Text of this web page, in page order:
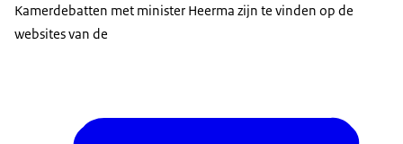
Kamerdebatten met minister Heerma zijn te vinden op de
websites van de